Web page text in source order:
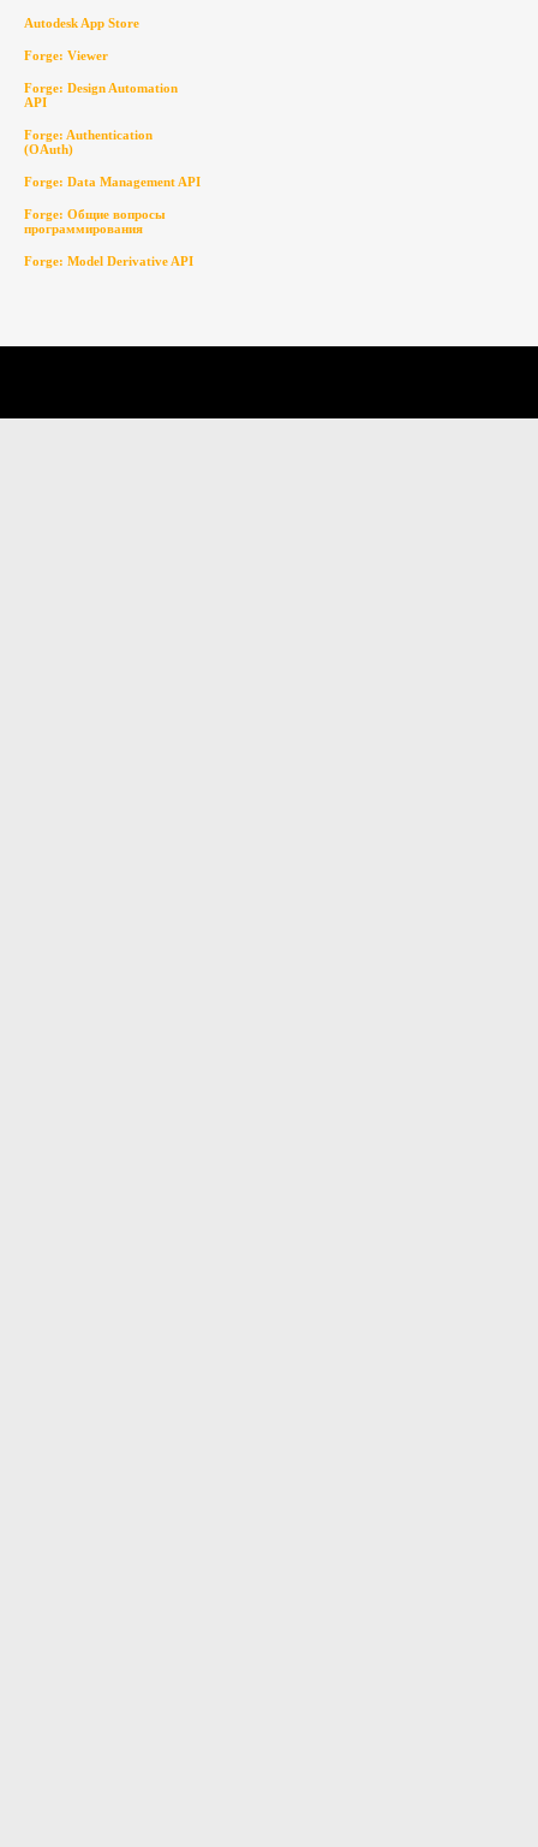
Autodesk App Store
Forge: Viewer
Forge: Design Automation
API
Forge: Authentication
(OAuth)
Forge: Data Management API
Forge: Общие вопросы
программирования
Forge: Model Derivative API